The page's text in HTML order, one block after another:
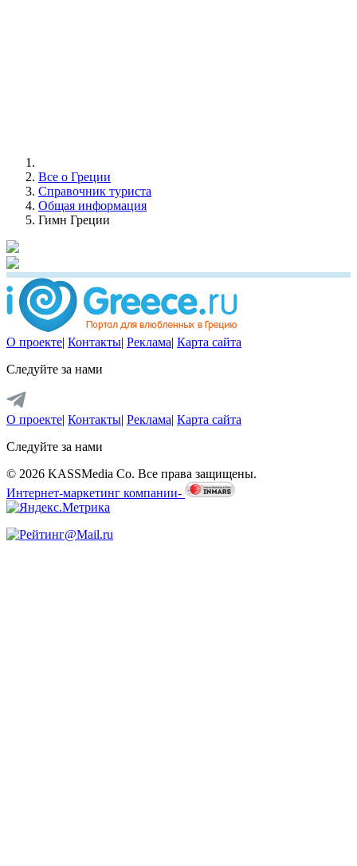
Все о Греции
Справочник туриста
Общая информация
Гимн Греции
О проекте| Контакты| Реклама| Карта сайта
Следуйте за нами
О проекте| Контакты| Реклама| Карта сайта
Следуйте за нами
© 2026 KASSMedia Co. Все права защищены.
Интернет-маркетинг компании-